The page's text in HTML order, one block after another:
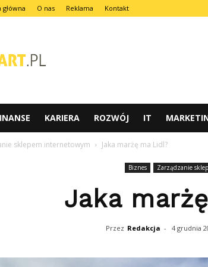
główna O nas Reklama Kontakt
KARIERA ROZWÓJ IT
sklepem internetowym Jaka marżę ma Lidl?
Biznes Zarządzanie
Jaka
Przez Redakcja - 4 grudnia